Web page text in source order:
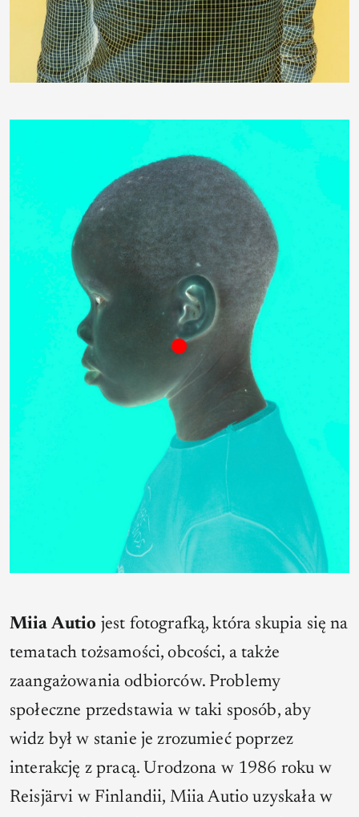
Miia Autio jest fotografką, która skupia się na
tematach tożsamości, obcości, a także
zaangażowania odbiorców. Problemy
społeczne przedstawia w taki sposób, aby
widz był w stanie je zrozumieć poprzez
interakcję z pracą. Urodzona w 1986 roku w
Reisjärvi w Finlandii, Miia Autio uzyskała w